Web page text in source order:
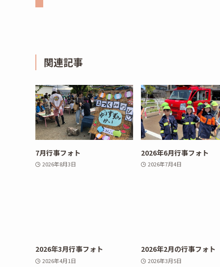
関連記事
7月行事フォト
2026年8月3日
2026年6月行事フォト
2026年7月4日
2026年3月行事フォト
2026年4月1日
2026年2月の行事フォト
2026年3月5日